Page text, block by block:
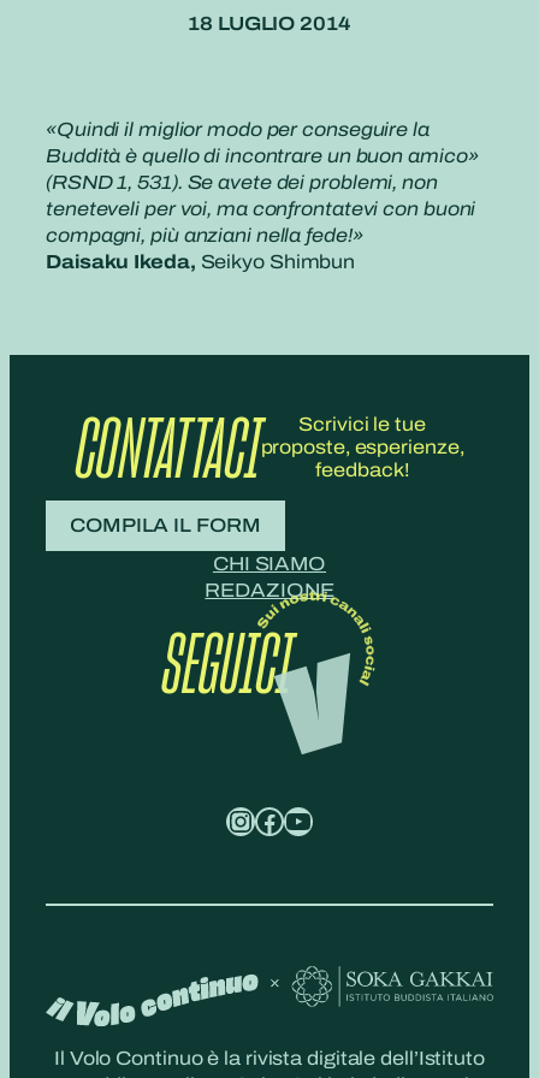
18 LUGLIO 2014
«Quindi il miglior modo per conseguire la
Buddità è quello di incontrare un buon amico»
(RSND 1, 531). Se avete dei problemi, non
teneteveli per voi, ma confrontatevi con buoni
compagni, più anziani nella fede!»
Daisaku Ikeda, Seikyo Shimbun
CONTATTACI
Scrivici le tue
proposte, esperienze,
feedback!
COMPILA IL FORM
CHI SIAMO
REDAZIONE
SEGUICI
InstagramFacebook YouTube
Il Volo Continuo è la rivista digitale dell’Istituto